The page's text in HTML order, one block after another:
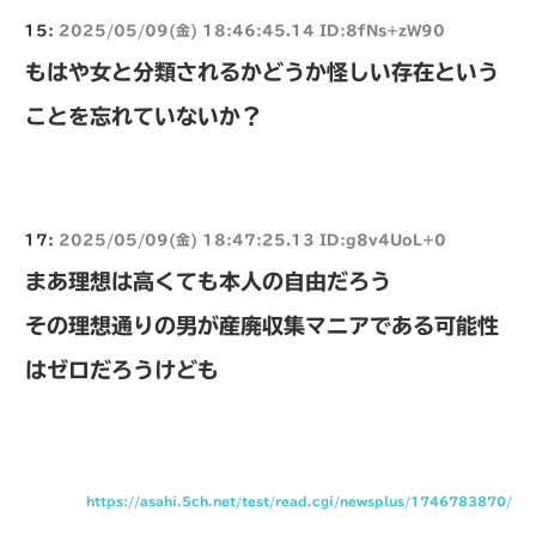
15: 2025/05/09(金) 18:46:45.14 ID:8fNs+zW90
もはや女と分類されるかどうか怪しい存在という
ことを忘れていないか？
17: 2025/05/09(金) 18:47:25.13 ID:g8v4UoL+0
まあ理想は高くても本人の自由だろう
その理想通りの男が産廃収集マニアである可能性
はゼロだろうけども
https://asahi.5ch.net/test/read.cgi/newsplus/1746783870/